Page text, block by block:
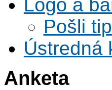
Logo a
Pošli tip
Ústredná
Anketa